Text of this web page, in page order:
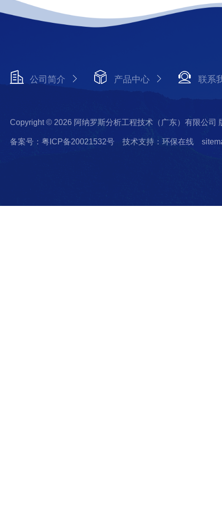
公司简介 产品中心 联系
Copyright © 2026 阿纳罗斯分析工程技术（广东）有限公司
备案号：粤ICP备20021532号 技术支持：环保在线